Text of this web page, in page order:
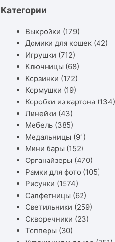
Категории
Выкройки (179)
Домики для кошек (42)
Игрушки (712)
Ключницы (68)
Корзинки (172)
Кормушки (19)
Коробки из картона (134)
Линейки (43)
Мебель (385)
Медальницы (91)
Мини бары (152)
Органайзеры (470)
Рамки для фото (105)
Рисунки (1574)
Салфетницы (62)
Светильники (259)
Скворечники (23)
Топперы (30)